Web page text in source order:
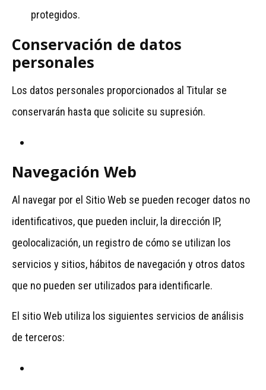
protegidos.
Conservación de datos
personales
Los datos personales proporcionados al Titular se
conservarán hasta que solicite su supresión.
Navegación Web
Al navegar por el Sitio Web se pueden recoger datos no
identificativos, que pueden incluir, la dirección IP,
geolocalización, un registro de cómo se utilizan los
servicios y sitios, hábitos de navegación y otros datos
que no pueden ser utilizados para identificarle.
El sitio Web utiliza los siguientes servicios de análisis
de terceros: